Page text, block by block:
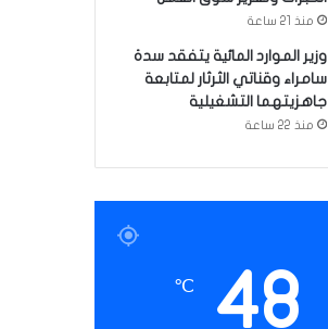
منذ 21 ساعة
وزير الموارد المائية يتفقد سدة
سامراء وقناتي الثرثار لمتابعة
جاهزيتهما التشغيلية
منذ 22 ساعة
48
℃